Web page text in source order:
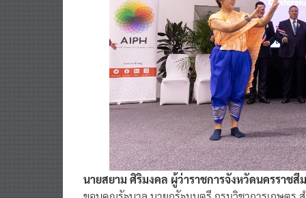
นายสยาม ศิริมงคล ผู้ว่าราชการจังหวัดนครราชสี